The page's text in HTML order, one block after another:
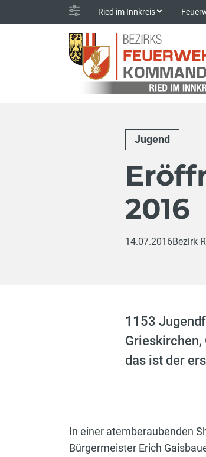
Ried im Innkreis
Jugend
2016
14.07.2016Bezirk
1153
das ist der
In einer atemberaubenden
Bürgermeister Erich